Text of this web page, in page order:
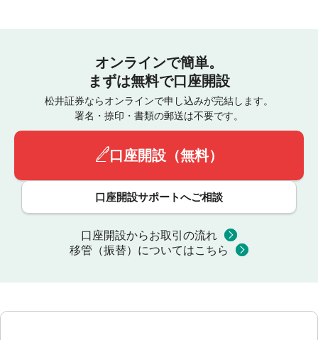
オンラインで簡単。
まずは無料で口座開設
松井証券ならオンラインで申し込みが完結します。
署名・捺印・書類の郵送は不要です。
口座開設（無料）
口座開設サポートへご相談
口座開設からお取引の流れ
移管（振替）についてはこちら